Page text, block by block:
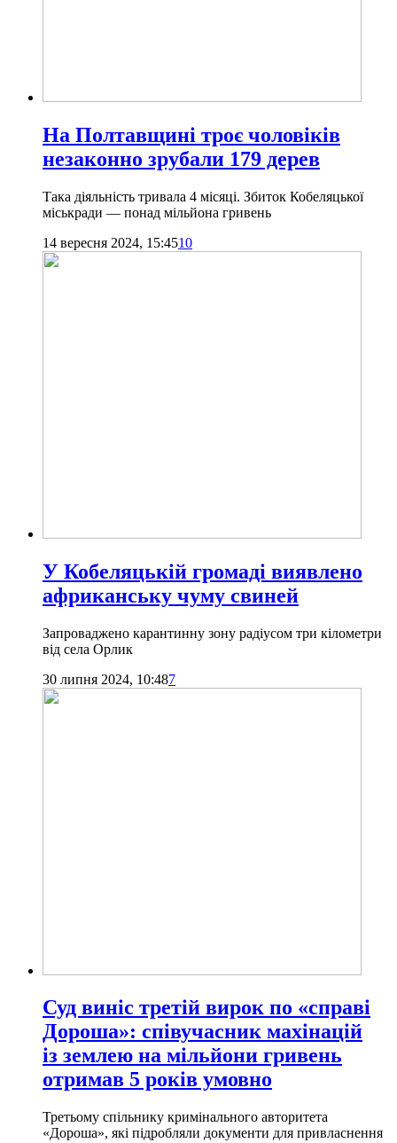
На Полтавщині троє чоловіків
незаконно зрубали 179 дерев
Така діяльність тривала 4 місяці. Збиток Кобеляцької
міськради — понад мільйона гривень
14 вересня 2024, 15:4510
У Кобеляцькій громаді виявлено
африканську чуму свиней
Запроваджено карантинну зону радіусом три кілометри
від села Орлик
30 липня 2024, 10:487
Суд виніс третій вирок по «справі
Дороша»: співучасник махінацій
із землею на мільйони гривень
отримав 5 років умовно
Третьому спільнику кримінального авторитета
«Дороша», які підробляли документи для привласнення